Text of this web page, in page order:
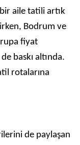
aile tatili artık
Bodrum ve
fiyat
baskı altında.
rotalarına
de paylaşan